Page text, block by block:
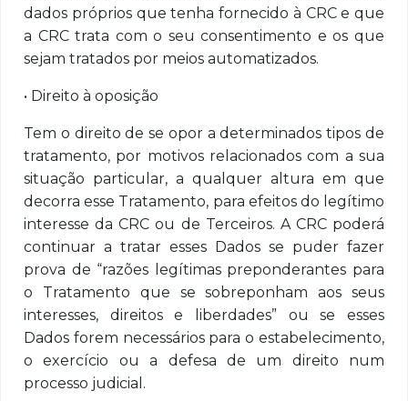
dados próprios que tenha fornecido à CRC e que
a CRC trata com o seu consentimento e os que
sejam tratados por meios automatizados.
• Direito à oposição
Tem o direito de se opor a determinados tipos de
tratamento, por motivos relacionados com a sua
situação particular, a qualquer altura em que
decorra esse Tratamento, para efeitos do legítimo
interesse da CRC ou de Terceiros. A CRC poderá
continuar a tratar esses Dados se puder fazer
prova de “razões legítimas preponderantes para
o Tratamento que se sobreponham aos seus
interesses, direitos e liberdades” ou se esses
Dados forem necessários para o estabelecimento,
o exercício ou a defesa de um direito num
processo judicial.